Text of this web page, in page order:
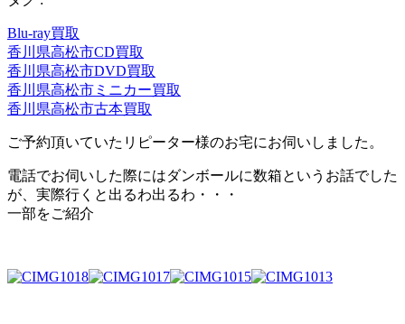
Blu-ray買取
香川県高松市CD買取
香川県高松市DVD買取
香川県高松市ミニカー買取
香川県高松市古本買取
ご予約頂いていたリピーター様のお宅にお伺いしました。
電話でお伺いした際にはダンボールに数箱というお話でした
が、実際行くと出るわ出るわ・・・
一部をご紹介